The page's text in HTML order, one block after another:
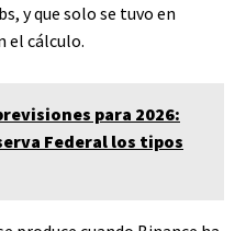
y que solo se tuvo en
el cálculo.
para 2026:
Federal los tipos